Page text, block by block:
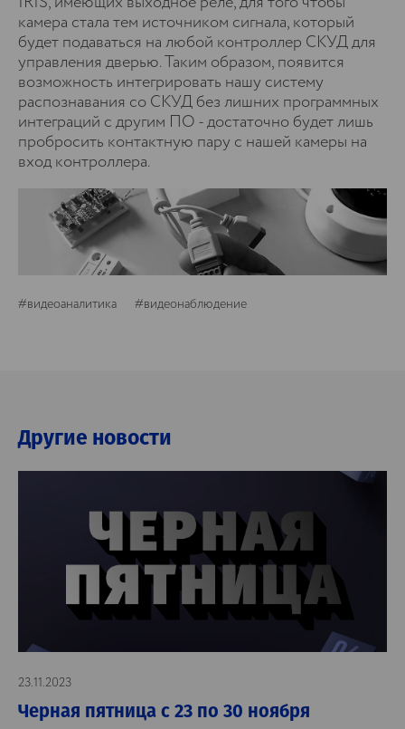
камера стала тем источником сигнала, который
будет подаваться на любой контроллер СКУД для
управления дверью. Таким образом, появится
возможность интегрировать нашу систему
распознавания со СКУД без лишних программных
интеграций с другим ПО - достаточно будет лишь
пробросить контактную пару с нашей камеры на
вход контроллера.
#видеоаналитика #видеонаблюдение
Другие новости
23.11.2023
Черная пятница c 23 по 30 ноября